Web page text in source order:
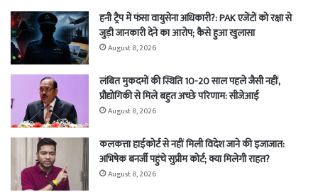
हनी ट्रैप में फंसा वायुसेना अधिकारी?: PAK एजेंटों को रक्षा से
जुड़ी जानकारी देने का आरोप; कैसे हुआ खुलासा
August 8, 2026
लंबित मुकदमों की स्थिति 10-20 साल पहले जैसी नहीं,
प्रौद्योगिकी से मिले बहुत अच्छे परिणाम: सीजेआई
August 8, 2026
कलकत्ता हाईकोर्ट से नहीं मिली विदेश जाने की इजाजात:
अभिषेक बनर्जी पहुंचे सुप्रीम कोर्ट; क्या मिलेगी राहत?
August 8, 2026